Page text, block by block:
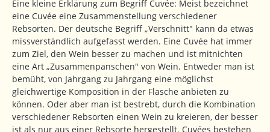
Eine kleine Erklärung zum Begriff Cuvée: Meist bezeichnet
eine Cuvée eine Zusammenstellung verschiedener
Rebsorten. Der deutsche Begriff „Verschnitt" kann da etwas
missverständlich aufgefasst werden. Eine Cuvée hat immer
zum Ziel, den Wein besser zu machen und ist mitnichten
eine Art „Zusammenpanschen" von Wein. Entweder man ist
bemüht, von Jahrgang zu Jahrgang eine möglichst
gleichwertige Komposition in der Flasche anbieten zu
können. Oder aber man ist bestrebt, durch die Kombination
verschiedener Rebsorten einen Wein zu kreieren, der besser
ist als nur aus einer Rebsorte hergestellt. Cuvées bestehen